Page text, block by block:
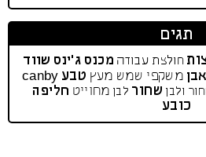
תגים
חולצת עבודה מכנס ג'ינס שווד
אבן משקפי שמש מעץ טבע canby
ולבן שחור לבן מחוייט חליפה
כובע